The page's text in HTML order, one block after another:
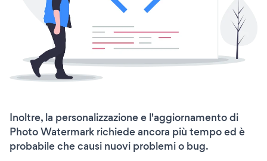
Inoltre, la personalizzazione e l'aggiornamento di
Photo Watermark richiede ancora più tempo ed è
probabile che causi nuovi problemi o bug.